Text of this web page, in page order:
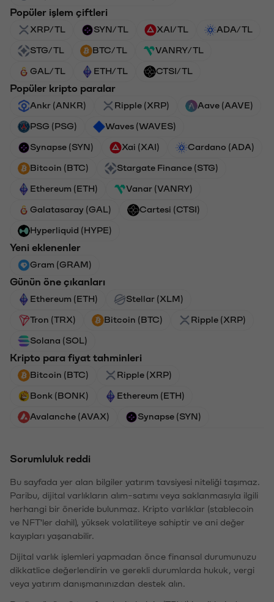
Popüler işlem çiftleri
XRP/TL SYN/TL XAI/TL ADA/TL
STG/TL BTC/TL VANRY/TL
GAL/TL ETH/TL CTSI/TL
Popüler kripto paralar
Ankr (ANKR) Ripple (XRP) Aave (AAVE)
PSG (PSG) Waves (WAVES)
Synapse (SYN) Xai (XAI) Cardano (ADA)
Bitcoin (BTC) Stargate Finance (STG)
Ethereum (ETH) Vanar (VANRY)
Galatasaray (GAL) Cartesi (CTSI)
Hyperliquid (HYPE)
Yeni eklenenler
Gram (GRAM)
Günün öne çıkanları
Ethereum (ETH) Stellar (XLM)
Tron (TRX) Bitcoin (BTC) Ripple (XRP)
Solana (SOL)
Kripto para fiyat tahminleri
Bitcoin (BTC) Ripple (XRP)
Bonk (BONK) Ethereum (ETH)
Avalanche (AVAX) Synapse (SYN)
Sorumluluk reddi
Bu sayfada yer alan bilgiler yatırım tavsiyesi niteliği taşımaz.
Paribu, dijital varlıkların alım-satımı veya saklanmasıyla ilgili
herhangi bir öneride bulunmaz. Kripto varlıklar (stablecoin
ve NFT'ler dahil), yüksek volatiliteye sahiptir ve ani değer
kayıpları yaşanabilir.
Dijital varlık işlemleri yapmadan önce finansal durumunuzu
dikkatlice değerlendirin ve gerekli durumlarda hukuk, vergi
veya yatırım danışmanınızdan destek alın.